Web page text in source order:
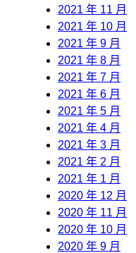
2021 年 11 月
2021 年 10 月
2021 年 9 月
2021 年 8 月
2021 年 7 月
2021 年 6 月
2021 年 5 月
2021 年 4 月
2021 年 3 月
2021 年 2 月
2021 年 1 月
2020 年 12 月
2020 年 11 月
2020 年 10 月
2020 年 9 月